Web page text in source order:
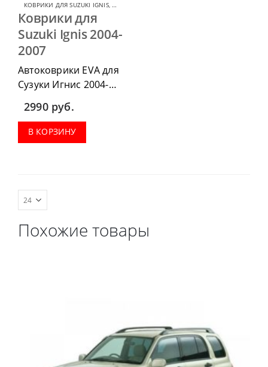
КОВРИКИ ДЛЯ SUZUKI IGNIS,КОВРИКИ ДЛЯ SUZUKI
Коврики для
Suzuki Ignis 2004-
2007
Автоковрики EVA для
Сузуки Игнис 2004-
2007 можно
приобрести в
комплектации:
водительский коврик,
2990 руб.
В КОРЗИНУ
Похожие товары